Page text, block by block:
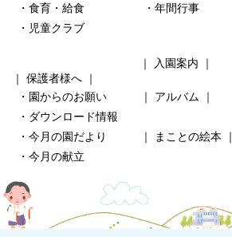
・食育・給食
・年間行事
・児童クラブ
｜ 入園案内 ｜
｜ 保護者様へ ｜
・園からのお願い ｜ アルバム ｜
・ダウンロード情報
・今月の園だより
｜ まことの絵本 ｜
・今月の献立